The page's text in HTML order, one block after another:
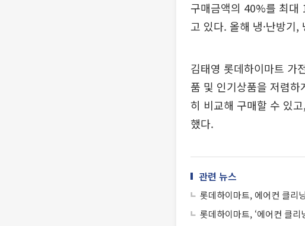
구매금액의 40%를 최대
고 있다. 올해 냉·난방기
김태영 롯데하이마트 가
품 및 인기상품을 저렴
히 비교해 구매할 수 있
했다.
관련 뉴스
롯데하이마트, 에어컨 클리
롯데하이마트, ‘에어컨 클